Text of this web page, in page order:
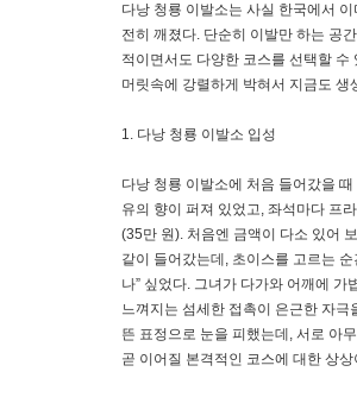
다낭 청룡 이발소는 사실 한국에서
전히 깨졌다. 단순히 이발만 하는 공
적이면서도 다양한 코스를 선택할 수
머릿속에 강렬하게 박혀서 지금도 생
1. 다낭 청룡 이발소 입성
다낭 청룡 이발소에 처음 들어갔을
유의 향이 퍼져 있었고, 좌석마다 프
(35만 원). 처음엔 금액이 다소 있어
같이 들어갔는데, 초이스를 고르는
나” 싶었다. 그녀가 다가와 어깨에
느껴지는 섬세한 접촉이 은근한 자
뜬 표정으로 눈을 피했는데, 서로 아
곧 이어질 본격적인 코스에 대한 상